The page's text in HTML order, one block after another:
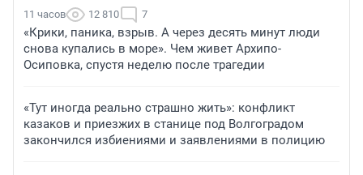
11 часов 12 810 7
«Крики, паника, взрыв. А через десять минут люди
снова купались в море». Чем живет Архипо-
Осиповка, спустя неделю после трагедии
«Тут иногда реально страшно жить»: конфликт
казаков и приезжих в станице под Волгоградом
закончился избиениями и заявлениями в полицию